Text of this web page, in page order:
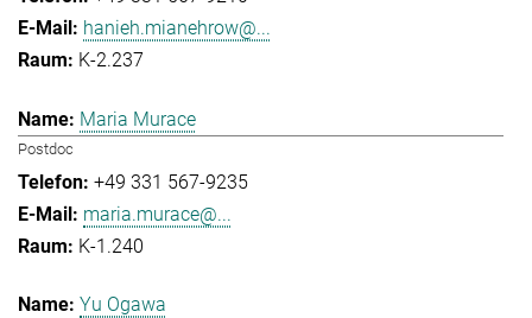
hanieh.mianehrow@...
K-2.237
Maria Murace
Postdoc
+49 331 567-9235
maria.murace@...
K-1.240
Yu Ogawa